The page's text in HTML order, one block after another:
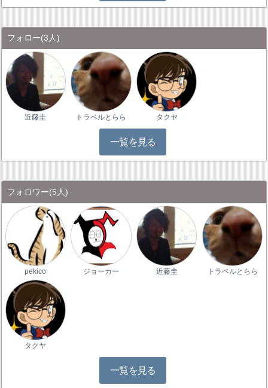
フォロー(3人)
近藤圭 トラベルとらら タクヤ
一覧を見る
フォロワー(5人)
pekico ジョーカー 近藤圭 トラベルとらら
タクヤ
一覧を見る